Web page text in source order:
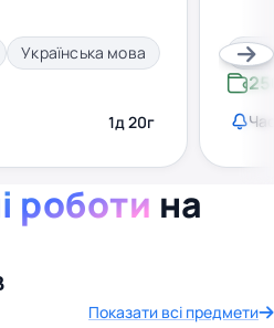
Українська мова
1д 20г
роботи на
Показати всі предмети